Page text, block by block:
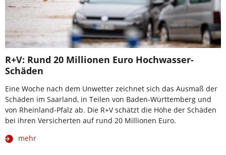
R+V: Rund 20 Millionen Euro Hochwasser-
Schäden
Eine Woche nach dem Unwetter zeichnet sich das Ausmaß der
Schäden im Saarland, in Teilen von Baden-Württemberg und
von Rheinland-Pfalz ab. Die R+V schätzt die Höhe der Schäden
bei ihren Versicherten auf rund 20 Millionen Euro.
mehr